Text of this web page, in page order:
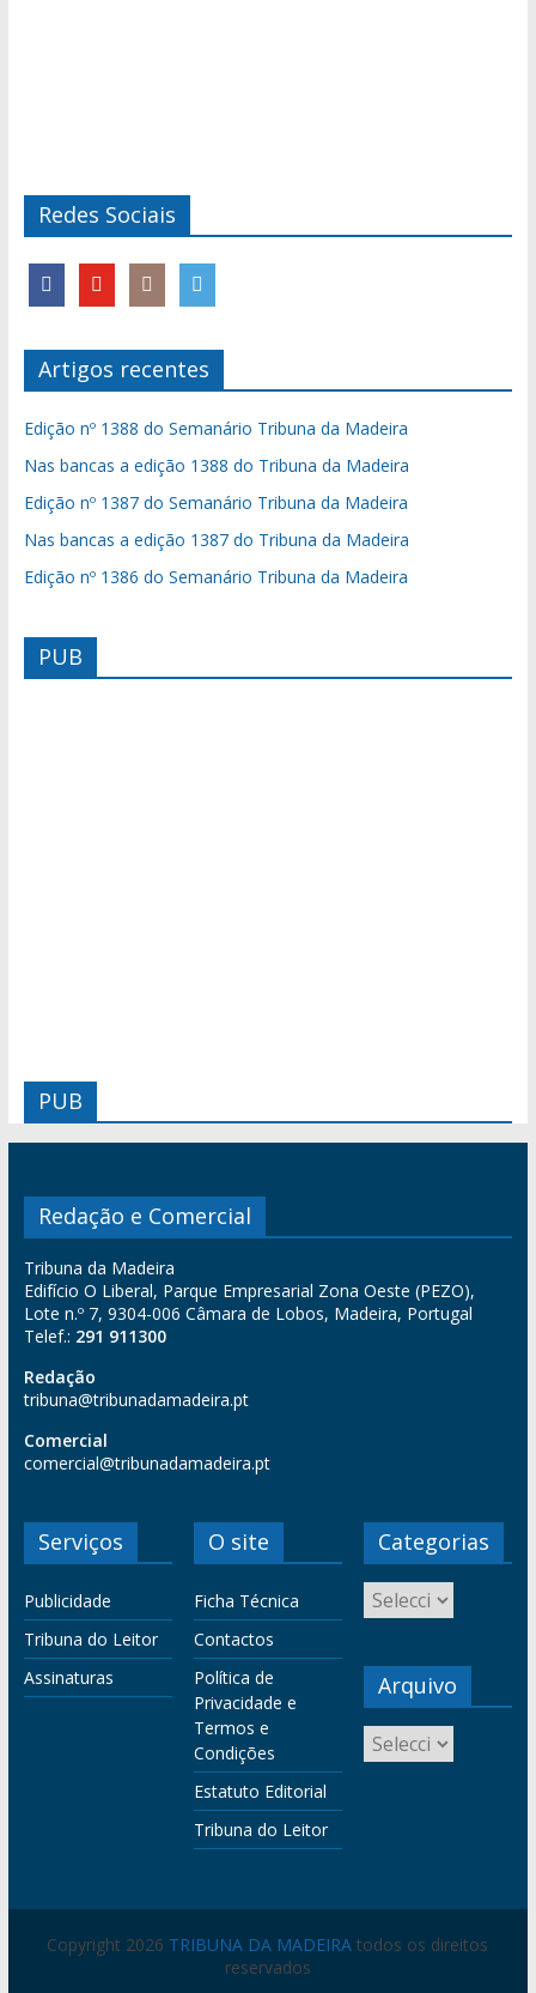
Redes Sociais
Artigos recentes
Edição nº 1388 do Semanário Tribuna da Madeira
Nas bancas a edição 1388 do Tribuna da Madeira
Edição nº 1387 do Semanário Tribuna da Madeira
Nas bancas a edição 1387 do Tribuna da Madeira
Edição nº 1386 do Semanário Tribuna da Madeira
PUB
PUB
Redação e Comercial
Tribuna da Madeira
Edifício O Liberal, Parque Empresarial Zona Oeste (PEZO),
Lote n.º 7, 9304-006 Câmara de Lobos, Madeira, Portugal
Telef.: 291 911300
Redação
tribuna@tribunadamadeira.pt
Comercial
comercial@tribunadamadeira.pt
Serviços
Publicidade
Tribuna do Leitor
Assinaturas
O site
Ficha Técnica
Contactos
Política de
Privacidade e
Termos e
Condições
Estatuto Editorial
Tribuna do Leitor
Categorias
Arquivo
Copyright 2026 TRIBUNA DA MADEIRA todos os direitos
reservados